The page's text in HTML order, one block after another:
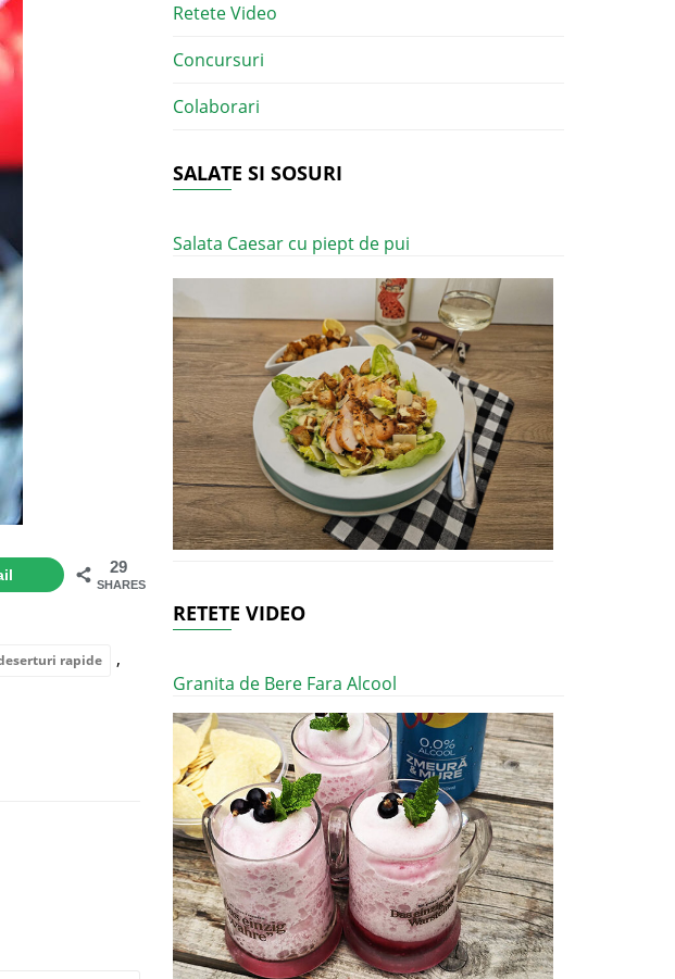
29
SHARES
rapide ,
Retete Video
Concursuri
Colaborari
SALATE SI SOSURI
Salata Caesar cu piept de pui
RETETE VIDEO
Granita de Bere Fara Alcool